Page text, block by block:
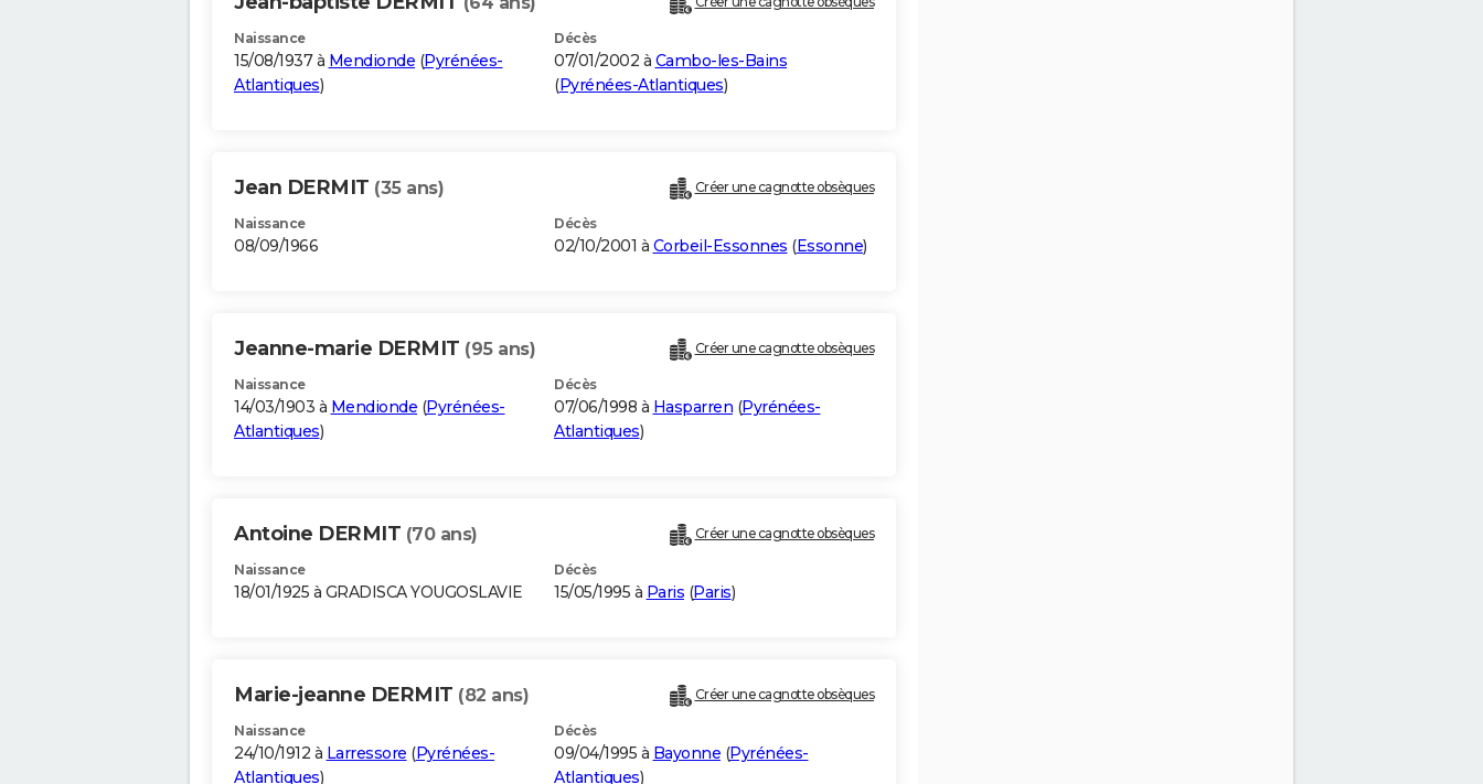
Naissance
15/08/1937 à Mendionde (Pyrénées-
Atlantiques)
Décès
07/01/2002 à Cambo-les-Bains
(Pyrénées-Atlantiques)
Jean DERMIT (35 ans) Créer une cagnotte obsèques
Naissance
08/09/1966
Décès
02/10/2001 à Corbeil-Essonnes (Essonne)
Jeanne-marie DERMIT (95 ans) Créer une cagnotte obsèques
Naissance
14/03/1903 à Mendionde (Pyrénées-
Atlantiques)
Décès
07/06/1998 à Hasparren (Pyrénées-
Atlantiques)
Antoine DERMIT (70 ans) Créer une cagnotte obsèques
Naissance
18/01/1925 à GRADISCA YOUGOSLAVIE
Décès
15/05/1995 à Paris (Paris)
Marie-jeanne DERMIT (82 ans) Créer une cagnotte obsèques
Naissance
24/10/1912 à Larressore (Pyrénées-
Atlantiques)
Décès
09/04/1995 à Bayonne (Pyrénées-
Atlantiques)